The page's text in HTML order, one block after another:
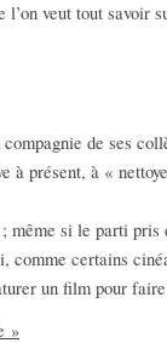
veut tout savoir
de ses
présent, à «
même si le parti pris
comme certains
un film pour
»